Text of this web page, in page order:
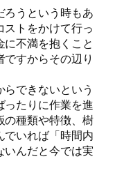
ろうという時もあ
ストをかけて行っ
不満を抱くこと
すからその辺り
できないという
ったりに作業を進
の種類や特徴、樹
でいれば「時間内
いんだと今では実